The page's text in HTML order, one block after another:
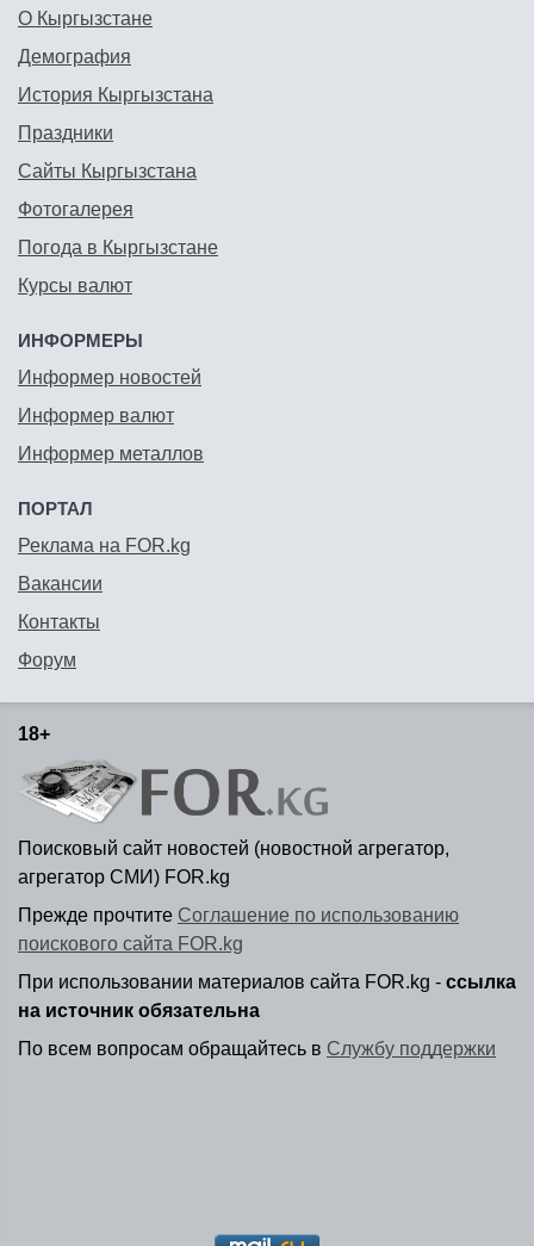
О Кыргызстане
Демография
История Кыргызстана
Праздники
Сайты Кыргызстана
Фотогалерея
Погода в Кыргызстане
Курсы валют
ИНФОРМЕРЫ
Информер новостей
Информер валют
Информер металлов
ПОРТАЛ
Реклама на FOR.kg
Вакансии
Контакты
Форум
18+
Поисковый сайт новостей (новостной агрегатор,
агрегатор СМИ) FOR.kg
Прежде прочтите Соглашение по использованию
поискового сайта FOR.kg
При использовании материалов сайта FOR.kg - ссылка
на источник обязательна
По всем вопросам обращайтесь в Службу поддержки